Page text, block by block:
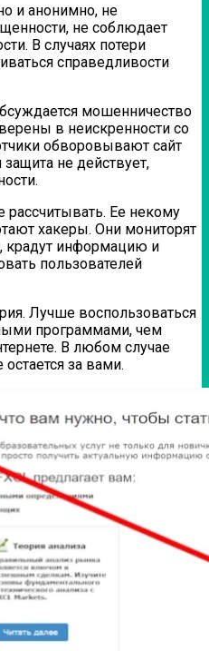
и анонимно, не
не соблюдает
В случаях потери
справедливости
мошенничество
в неискренности со
обворовывают сайт
не действует,
рассчитывать. Ее некому
хакеры. Они мониторят
крадут информацию и
пользователей
Лучше воспользоваться
программами, чем
В любом случае
за вами.